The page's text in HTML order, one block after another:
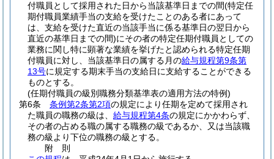
付職員として採用された日から当該基準日までの間(特定任
期付職員業績手当の支給を受けたことのある者にあって
は、支給を受けた直近の当該手当に係る基準日の翌日から
直近の基準日までの間)にその者の特定任期付職員としての
業務に関し特に顕著な業績を挙げたと認められる特定任期
付職員に対し、当該基準日の属する月の給与規程第9条第
13号に規定する期末手当の支給日に支給することができる
ものとする。
(任期付職員の級別職務分類基準表の適用方法の特例)
第6条
条例第2条第2項の規定により任期を定めて採用され
た職員の職務の級は、 給与規程第4条の規定にかかわらず、
その者の占める職の属する職務の級であるか、又は当該職
務の級より下位の職務の級とする。
附 則